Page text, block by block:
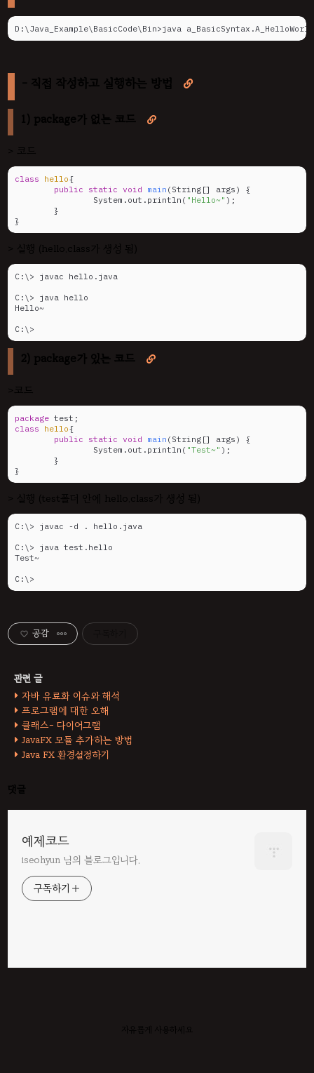
D:\Java_Example\BasicCode\Bin>java a_BasicSyntax.A_HelloWorld
- 직접 작성하고 실행하는 방법 
1) package가 없는 코드 
> 코드
class hello{
public static void main (String[] args)
{
		System.out.println(
"Hello~" );
}
> 실행 (hello.class가 생성 됨)
C:\> javac hello.java
C:\> java hello
Hello~
C:\>
2) package가 있는 코드 
>코드
package
class hello{
public static void main (String[] args)
{
		System.out.println(
"Test~" );
}
> 실행 (test폴더 안에 hello.class가 생성 됨)
C:\> javac -d . hello.java
C:\> java test.hello
Test~
C:\>
공감
자바 유료화 이슈와 해석
프로그램에 대한 오해
클래스- 다이어그램
JavaFX 모듈 추가하는 방법
Java FX 환경설정하기
댓글
예제코드
iseohyun 님의 블로그입니다.
구독하기
자유롭게 사용하세요